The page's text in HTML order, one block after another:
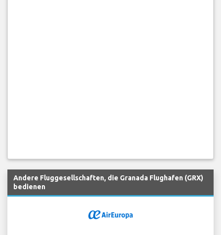
Andere Fluggesellschaften, die Granada Flughafen (GRX)
bedienen